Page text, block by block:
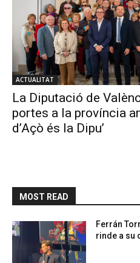
ACTUALITAT
La Diputació de
portes a la província
d’Açò és la Dipu’
MOST READ
Ferrán
rinde a su